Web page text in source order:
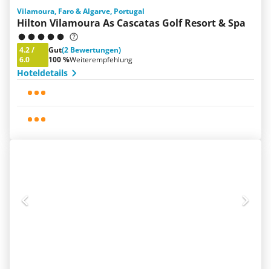
Vilamoura, Faro & Algarve, Portugal
Hilton Vilamoura As Cascatas Golf Resort & Spa
4.2/
6.0
Gut(2 Bewertungen)
100 %Weiterempfehlung
Hoteldetails